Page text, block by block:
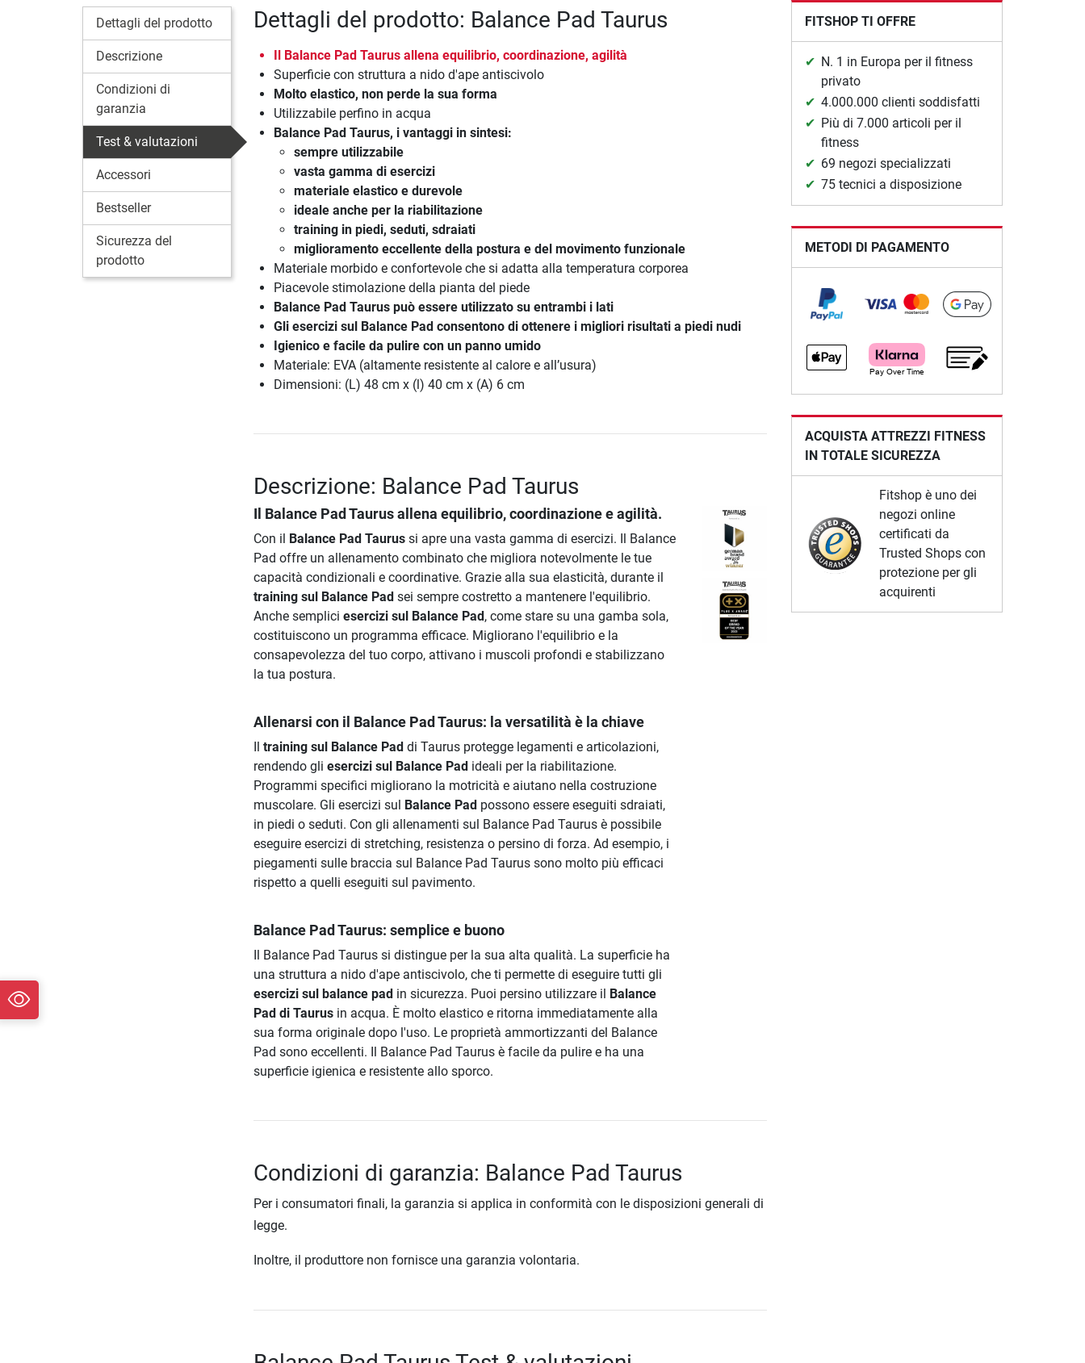
Dettagli del prodotto
Descrizione
Condizioni di
garanzia
Test & valutazioni
Accessori
Bestseller
Sicurezza del
prodotto
Dettagli del prodotto: Balance Pad Taurus
Il Balance Pad Taurusallena equilibrio, coordinazione, agilità
Superficie con struttura a nido d'ape antiscivolo
Molto elastico, non perde la sua forma
Utilizzabile perfino in acqua
Balance Pad Taurus, i vantaggi in sintesi:
sempre utilizzabile
vasta gamma di esercizi
materiale elastico e durevole
ideale anche per la riabilitazione
training in piedi, seduti, sdraiati
miglioramento eccellente della postura e del movimento funzionale
Materiale morbido e confortevole che si adatta alla temperatura corporea
Piacevole stimolazione della pianta del piede
Balance Pad Tauruspuò essere utilizzato su entrambi i lati
Gli esercizi sul Balance Pad consentono di ottenere i migliori risultati a piedi nudi
Igienico e facile da pulire con un panno umido
Materiale: EVA (altamente resistente al calore e all’usura)
Dimensioni: (L) 48 cm x (l) 40 cm x (A) 6 cm
Descrizione: Balance Pad Taurus
Il Balance Pad Taurusallena equilibrio, coordinazione e agilità.
Con il Balance Pad Taurussi apre una vasta gamma di esercizi. Il Balance
Pad offre un allenamento combinato che migliora notevolmente le tue
capacità condizionali e coordinative. Grazie alla sua elasticità, durante il
training sul Balance Padsei sempre costretto a mantenere l'equilibrio.
Anche semplici esercizi sul Balance Pad, come stare su una gamba sola,
costituiscono un programma efficace. Migliorano l'equilibrio e la
consapevolezza del tuo corpo, attivano i muscoli profondi e stabilizzano
la tua postura.
Allenarsi con il Balance Pad Taurus: la versatilità è la chiave
Il training sul Balance Paddi Taurus protegge legamenti e articolazioni,
rendendo gli esercizi sul Balance Padideali per la riabilitazione.
Programmi specifici migliorano la motricità e aiutano nella costruzione
muscolare. Gli esercizi sul Balance Padpossono essere eseguiti sdraiati,
in piedi o seduti. Con gli allenamenti sul Balance Pad Taurus è possibile
eseguire esercizi di stretching, resistenza o persino di forza. Ad esempio, i
piegamenti sulle braccia sul Balance Pad Taurus sono molto più efficaci
rispetto a quelli eseguiti sul pavimento.
Balance Pad Taurus: semplice e buono
Il Balance Pad Taurus si distingue per la sua alta qualità. La superficie ha
una struttura a nido d'ape antiscivolo, che ti permette di eseguire tutti gli
esercizi sul balance padin sicurezza. Puoi persino utilizzare il Balance
Pad di Taurusin acqua. È molto elastico e ritorna immediatamente alla
sua forma originale dopo l'uso. Le proprietà ammortizzanti del Balance
Pad sono eccellenti. Il Balance Pad Taurus è facile da pulire e ha una
superficie igienica e resistente allo sporco.
Condizioni di garanzia: Balance Pad Taurus
Per i consumatori finali, la garanzia si applica in conformità con le disposizioni generali di
legge.
Inoltre, il produttore non fornisce una garanzia volontaria.
FITSHOP TI OFFRE
N. 1 in Europa per il fitness
privato
4.000.000 clienti soddisfatti
Più di 7.000 articoli per il
fitness
69 negozi specializzati
75 tecnici a disposizione
METODI DI PAGAMENTO
ACQUISTA ATTREZZI FITNESS
IN TOTALE SICUREZZA
Fitshop è uno dei
negozi online
certificati da
Trusted Shops con
protezione per gli
acquirenti